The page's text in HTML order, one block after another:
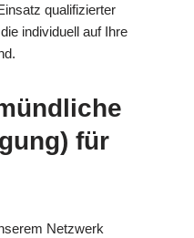
qualifizierter
individuell auf Ihre
für
Netzwerk